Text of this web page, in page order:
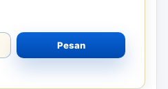
Pesan